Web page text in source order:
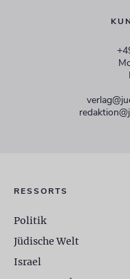
RESSORTS
Politik
Jüdische Welt
Israel